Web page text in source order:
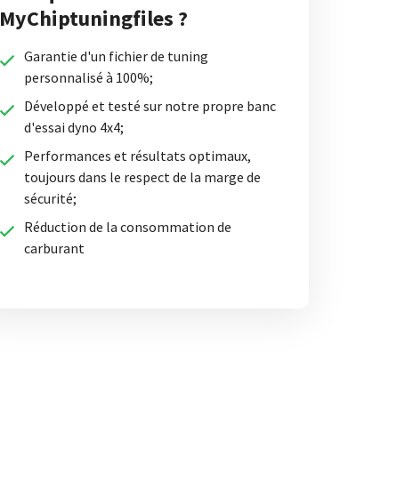
MyChiptuningfiles ?
Garantie d'un fichier de tuning
personnalisé à 100%;
Développé et testé sur notre propre banc
d'essai dyno 4x4;
Performances et résultats optimaux,
toujours dans le respect de la marge de
sécurité;
Réduction de la consommation de
carburant